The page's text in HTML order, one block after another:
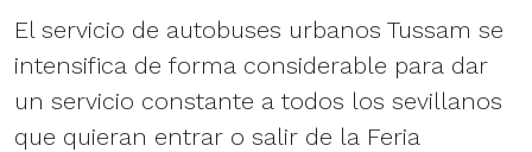
El servicio de autobuses urbanos Tussam se
intensifica de forma considerable para dar
un servicio constante a todos los sevillanos
que quieran entrar o salir de la Feria